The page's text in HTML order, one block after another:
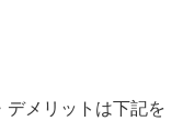
デメリットは下記を